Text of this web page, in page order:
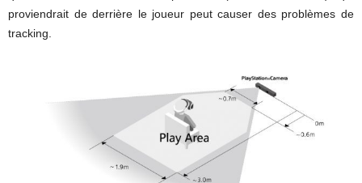
proviendrait de derrière le joueur peut causer des problèmes de
tracking.